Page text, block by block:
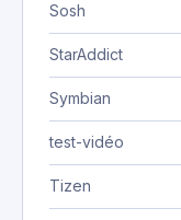
Sosh
StarAddict
Symbian
test-vidéo
Tizen